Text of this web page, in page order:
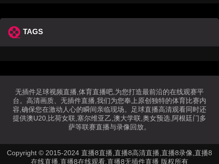
TAGS
无插件足球视频直播,体育直播吧,为您打造最前沿的在线观赛平
台。高清画质、无插件直播,我们为您奉上原创独特的体育比赛内
容,确保您在激动人心的瞬间亲临现场。足球直播高清观看同时还
提供澳U20,比荷女联,塞尔维亚乙,澳大学联,奥女预选,阿根廷门多
萨等联赛直播与录像回放。
Copyright © 2015-2024 直播8直播,直播8高清直播,直播8录像,直播8
在线直播,直播8在线观看,直播8无插件直播 版权所有